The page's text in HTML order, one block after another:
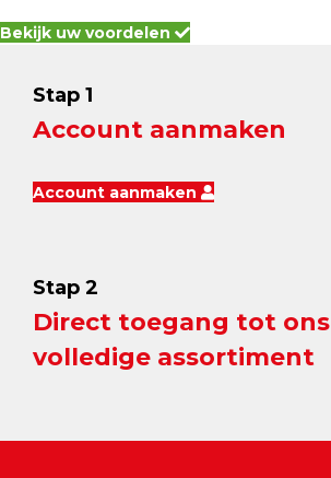
Bekijk uw voordelen
Stap 1
Account aanmaken
Account aanmaken
Stap 2
Direct toegang tot ons
volledige assortiment